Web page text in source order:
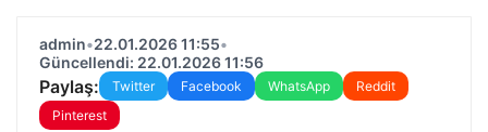
admin•22.01.2026 11:55•
Güncellendi: 22.01.2026 11:56
Paylaş: Twitter Facebook WhatsApp
Reddit
Pinterest